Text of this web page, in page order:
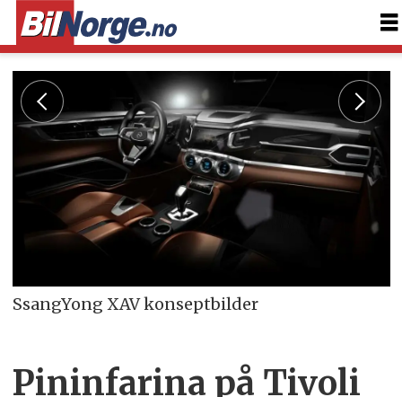
SsangYong XAV konseptbilder
Pininfarina på Tivoli